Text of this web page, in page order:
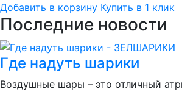
Добавить в корзину Купить в 1 клик
Последние новости
Где надуть шарики
Воздушные шары – это отличный